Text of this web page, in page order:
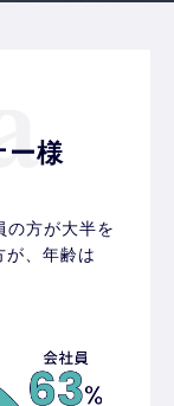
ー様
の方が大半を
、年齢は